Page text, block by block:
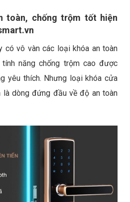
toàn, chống trộm tốt hiện
có vô vàn các loại khóa an toàn
năng chống trộm cao được
yêu thích. Nhưng loại khóa cửa
là dòng đứng đầu về độ an toàn